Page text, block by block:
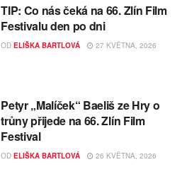
TIP: Co nás čeká na 66. Zlín Film
Festivalu den po dni
OD ELIŠKA BARTLOVÁ 27 KVĚTNA, 2026
Petyr „Malíček“ Baeliš ze Hry o
trůny přijede na 66. Zlín Film
Festival
OD ELIŠKA BARTLOVÁ 26 KVĚTNA, 2026